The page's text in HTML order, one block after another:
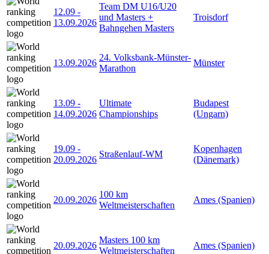
12.09 -
13.09.2026
Team DM U16/U20
und Masters +
Bahngehen Masters
Troisdorf
13.09.2026
24. Volksbank-Münster-
Marathon
Münster
13.09 -
14.09.2026
Ultimate
Championships
Budapest
(Ungarn)
19.09 -
20.09.2026
Straßenlauf-WM
Kopenhagen
(Dänemark)
20.09.2026
100 km
Weltmeisterschaften
Ames (Spanien)
20.09.2026
Masters 100 km
Weltmeisterschaften
Ames (Spanien)